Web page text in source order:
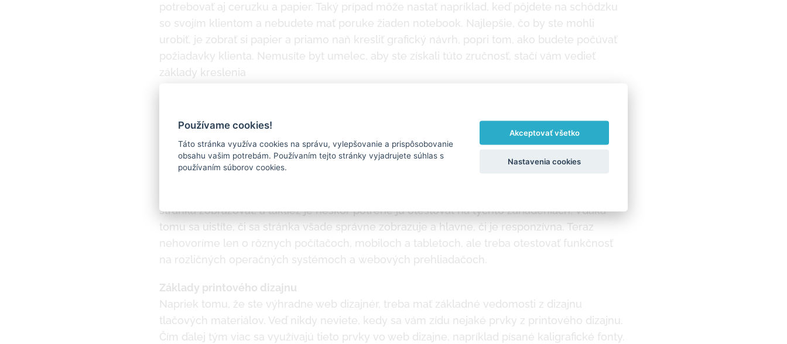
potrebovať aj ceruzku a papier. Taký prípad môže nastať napríklad, keď pôjdete na schôdzku
so svojím klientom a nebudete mať poruke žiaden notebook. Najlepšie, čo by ste mohli
urobiť, je zobrať si papier a priamo naň kresliť grafický návrh, popri tom, ako budete počúvať
požiadavky klienta. Nemusíte byt umelec, aby ste získali túto zručnosť, stačí vám vedieť
základy kreslenia
vám dopomôžu poznatky z klasických grafických programov. Existuje hneď niekoľko –
Sketch, Illustrator, Photoshop a iné.
stránka zobrazovať, a taktiež je neskôr potrené ju otestovať na týchto zariadeniach. Vďaka
tomu sa uistíte, či sa stránka všade správne zobrazuje a hlavne, či je responzívna. Teraz
nehovoríme len o rôznych počítačoch, mobiloch a tabletoch, ale treba otestovať funkčnosť
na rozličných operačných systémoch a webových prehliadačoch.
Základy printového dizajnu
Napriek tomu, že ste výhradne web dizajnér, treba mať základné vedomosti z dizajnu
tlačových materiálov. Veď nikdy neviete, kedy sa vám zídu nejaké prvky z printového dizajnu.
Čím ďalej tým viac sa využívajú tieto prvky vo web dizajne, napríklad písané kaligrafické fonty.
Používame cookies!
Táto stránka využíva cookies na správu, vylepšovanie a prispôsobovanie
obsahu vašim potrebám. Používaním tejto stránky vyjadrujete súhlas s
používaním súborov cookies.
Akceptovať všetko
Nastavenia cookies